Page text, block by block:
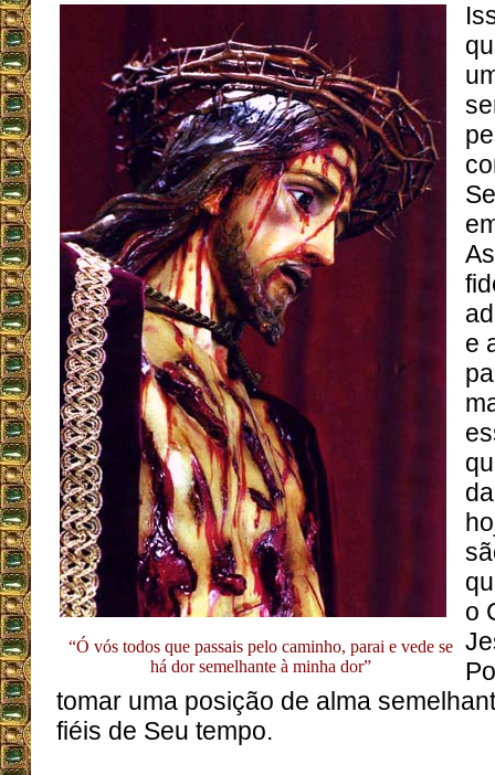
“Ó vós todos que passais pelo caminho, parai e vede se
há dor semelhante à minha dor”
e
o
tomar uma posição de alma
fiéis de Seu tempo.